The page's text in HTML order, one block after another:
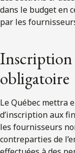
dans le budget en
par les
Inscription
obligatoire
Le Québec mettra
d’inscription aux
les fournisseurs
contreparties de